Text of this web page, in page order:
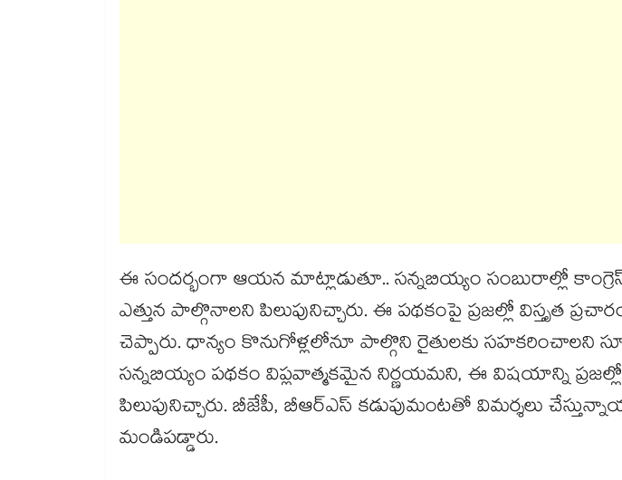
ఈ సందర్భంగా ఆయన మాట్లాడుతూ.. సన్నబియ్యం సంబురాల్లో
ఎత్తున పాల్గొనాలని పిలుపునిచ్చారు. ఈ పథకంపై ప్రజల్లో విస్తృత
చెప్పారు. ధాన్యం కొనుగోళ్లలోనూ పాల్గొని రైతులకు సహకరించాలని
సన్నబియ్యం పథకం విప్లవాత్మకమైన నిర్ణయమని, ఈ విషయాన్ని
పిలుపునిచ్చారు. బీజేపీ, బీఆర్ఎస్ కడుపుమంటతో విమర్శలు
మండిపడ్డారు.